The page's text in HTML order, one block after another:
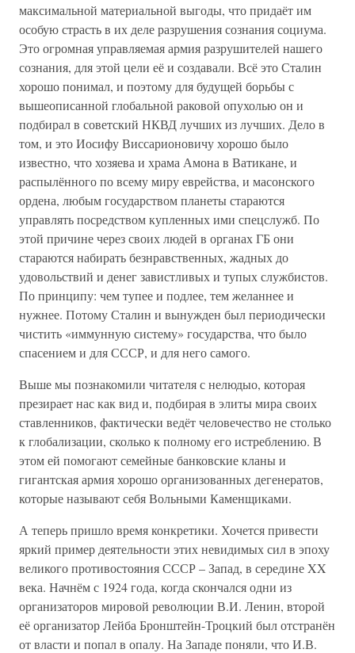
максимальной материальной выгоды, что придаёт им
особую страсть в их деле разрушения сознания социума.
Это огромная управляемая армия разрушителей нашего
сознания, для этой цели её и создавали. Всё это Сталин
хорошо понимал, и поэтому для будущей борьбы с
вышеописанной глобальной раковой опухолью он и
подбирал в советский НКВД лучших из лучших. Дело в
том, и это Иосифу Виссарионовичу хорошо было
известно, что хозяева и храма Амона в Ватикане, и
распылённого по всему миру еврейства, и масонского
ордена, любым государством планеты стараются
управлять посредством купленных ими спецслужб. По
этой причине через своих людей в органах ГБ они
стараются набирать безнравственных, жадных до
удовольствий и денег завистливых и тупых службистов.
По принципу: чем тупее и подлее, тем желаннее и
нужнее. Потому Сталин и вынужден был периодически
чистить «иммунную систему» государства, что было
спасением и для СССР, и для него самого.
Выше мы познакомили читателя с нелюдыо, которая
презирает нас как вид и, подбирая в элиты мира своих
ставленников, фактически ведёт человечество не столько
к глобализации, сколько к полному его истреблению. В
этом ей помогают семейные банковские кланы и
гигантская армия хорошо организованных дегенератов,
которые называют себя Вольными Каменщиками.
А теперь пришло время конкретики. Хочется привести
яркий пример деятельности этих невидимых сил в эпоху
великого противостояния СССР – Запад, в середине XX
века. Начнём с 1924 года, когда скончался одни из
организаторов мировой революции В.И. Ленин, второй
её организатор Лейба Бронштейн-Троцкий был отстранён
от власти и попал в опалу. На Западе поняли, что И.В.